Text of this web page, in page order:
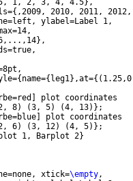
1, 2, 3, 4, 4.5} ,
{ ,2009, 2010, 2011,
ylabel=Label 1,
} ,
{ name={ leg1} ,at={(
plot coordinates
8) (3, 5) (4, 13)} ;
plot coordinates
6) (3, 12) (4, 5)} ;
1, Barplot 2}
xtick=
\empty,